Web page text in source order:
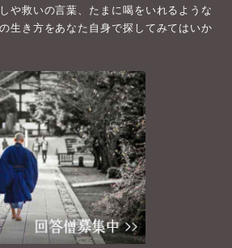
や救いの言葉、たまに喝をいれるような
生き方をあなた自身で探してみてはいか